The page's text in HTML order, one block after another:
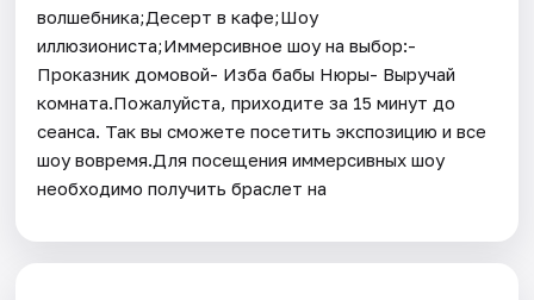
волшебника;Десерт в кафе;Шоу
иллюзиониста;Иммерсивное шоу на выбор:-
Проказник домовой- Изба бабы Нюры- Выручай
комната.Пожалуйста, приходите за 15 минут до
сеанса. Так вы сможете посетить экспозицию и все
шоу вовремя.Для посещения иммерсивных шоу
необходимо получить браслет на